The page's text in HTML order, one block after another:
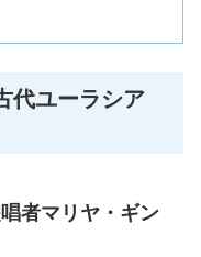
代ユーラシア
者マリヤ・ギン